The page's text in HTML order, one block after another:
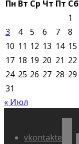
Пн Вт Ср Чт Пт Сб
1
3
4 5 6 7 8
10 11 12 13 14 15
17 18 19 20 21 22
24 25 26 27 28 29
31
« Июл
vkontakte